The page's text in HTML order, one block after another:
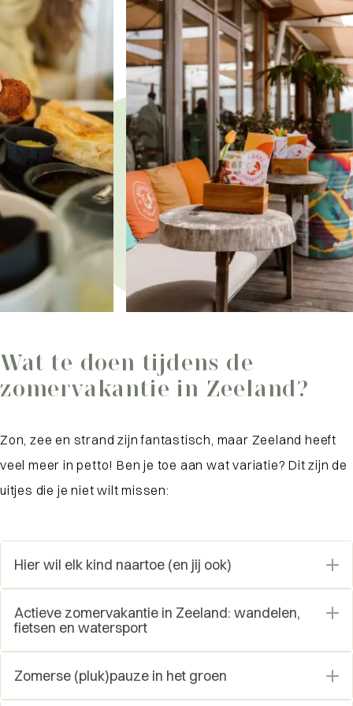
voor een warme sfeer en een menukaart waar je
blij van wordt.
Wat te doen tijdens de
zomervakantie in Zeeland?
Zon, zee en strand zijn fantastisch, maar Zeeland heeft
veel meer in petto! Ben je toe aan wat variatie? Dit zijn de
uitjes die je niet wilt missen:
Hier wil elk kind naartoe (en jij ook)
kinderen alles over de kracht van water en
natuur, én je kunt er zeehonden spotten! Een
dagje voor het hele gezin, met een flinke dosis
avontuur en plezier.
Actieve zomervakantie in Zeeland: wandelen,
fietsen en watersport
Of je nu met je wandelschoenen, fiets of board
Zomerse (pluk)pauze in het groen